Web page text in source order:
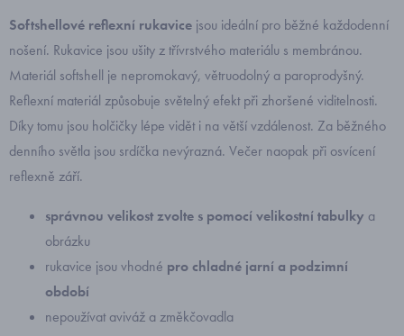
Softshellové reflexní rukavice jsou ideální pro běžné každodenní
nošení. Rukavice jsou ušity z třívrstvého materiálu s membránou.
Materiál softshell je nepromokavý, větruodolný a paroprodyšný.
Reflexní materiál způsobuje světelný efekt při zhoršené viditelnosti.
Díky tomu jsou holčičky lépe vidět i na větší vzdálenost. Za běžného
denního světla jsou srdíčka nevýrazná. Večer naopak při osvícení
reflexně září.
správnou velikost zvolte s pomocí velikostní tabulky a
obrázku
rukavice jsou vhodné pro chladné jarní a podzimní
období
nepoužívat aviváž a změkčovadla